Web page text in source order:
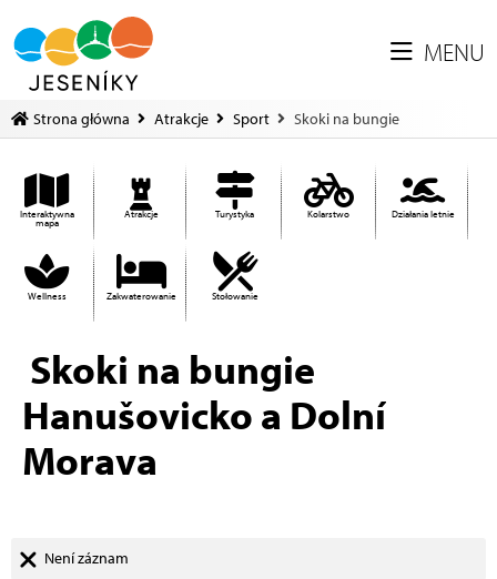
MENU
Strona główna Atrakcje Sport Skoki na bungie
Interaktywna
mapa
Atrakcje Turystyka Kolarstwo Działania letnie
Wellness Zakwaterowanie Stołowanie
Skoki na bungie
Hanušovicko a Dolní
Morava
Není záznam